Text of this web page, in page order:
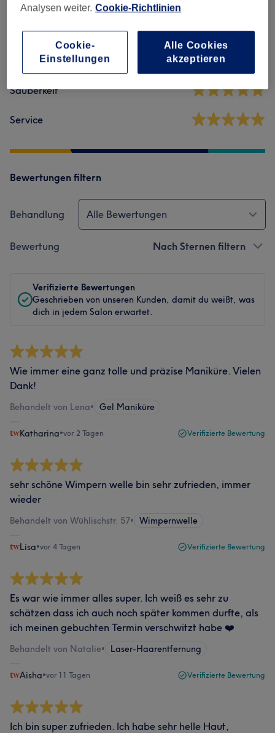
4,8 3234 Bewertungen
Ambiente
Sauberkeit
Service
Bewertungen filtern
Behandlung Alle Bewertungen
Bewertung Nach Sternen filtern
Verifizierte Bewertungen
Geschrieben von unseren Kunden, damit du weißt, was
dich in jedem Salon erwartet.
Wie immer eine ganz tolle und präzise Maniküre. Vielen
Dank!
Behandelt von Lena• Gel Maniküre
Katharina•vor 2 Tagen Verifizierte Bewertung
sehr schöne Wimpern welle bin sehr zufrieden, immer
wieder
Behandelt von Wühlischstr. 57• Wimpernwelle
Lisa•vor 4 Tagen Verifizierte Bewertung
Es war wie immer alles super. Ich weiß es sehr zu
schätzen dass ich auch noch später kommen durfte, als
ich meinen gebuchten Termin verschwitzt habe ❤️
Behandelt von Natalie• Laser-Haarentfernung
Aisha•vor 11 Tagen Verifizierte Bewertung
Ich bin super zufrieden. Ich habe sehr helle Haut,
Analysen weiter. Cookie-Richtlinien
Cookie-
Einstellungen
Alle Cookies
akzeptieren